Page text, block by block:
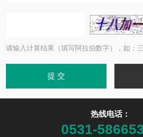
请输入计算结果（填写阿拉伯数字），如：
热线电话：
0531-